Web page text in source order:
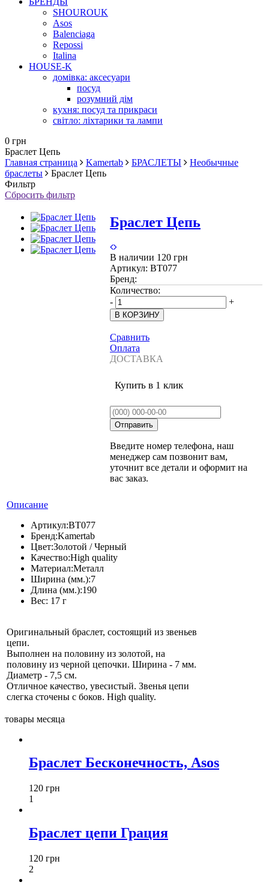
SHOUROUK
Asos
Balenciaga
Repossi
Italina
HOUSE-K
домівка: аксесуари
посуд
розумний дім
кухня: посуд та прикраси
світло: ліхтарики та лампи
0 грн
Браслет Цепь
Главная страница
Kamertab БРАСЛЕТЫ
Необычные
браслеты
Браслет Цепь
Фильтр
Сбросить фильтр
Браслет Цепь
В наличии 120 грн
Артикул: BT077
Бренд:
Количество:
-
+
Сравнить
Оплата
ДОСТАВКА
Купить в 1 клик
Введите номер телефона, наш
менеджер сам позвонит вам,
уточнит все детали и оформит на
вас заказ.
Описание
Артикул:BT077
Бренд:Kamertab
Цвет:Золотой / Черный
Качество:High quality
Материал:Металл
Ширина (мм.):7
Длина (мм.):190
Вес: 17 г
Оригинальный браслет, состоящий из звеньев
цепи.
Выполнен на половину из золотой, на
половину из черной цепочки. Ширина - 7 мм.
Диаметр - 7,5 см.
Отличное качество, увесистый. Звенья цепи
слегка сточены с боков. High quality.
товары месяца
Браслет Бесконечность, Asos
120 грн
1
Браслет цепи Грация
120 грн
2